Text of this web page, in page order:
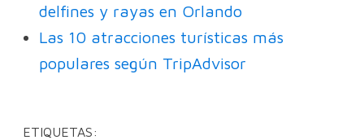
delfines y rayas en Orlando
Las 10 atracciones turísticas más
populares según TripAdvisor
ETIQUETAS: